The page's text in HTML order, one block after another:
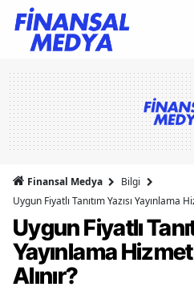
Finansal Medya
Bilgi
Uygun Fiyatlı Tanıtım Yazısı Yayınlama
Uygun Fiyatlı
Yayınlama
Alınır?